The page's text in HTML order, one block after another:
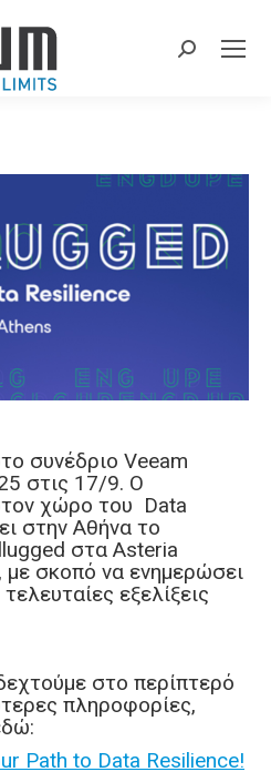
Search:
συνέδριο Veeam
στις 17/9. Ο
χώρο του Data
στην Αθήνα το
στα Asteria
σκοπό να ενημερώσει
εξελίξεις
στο περίπτερό
πληροφορίες,
Path to Data Resilience!